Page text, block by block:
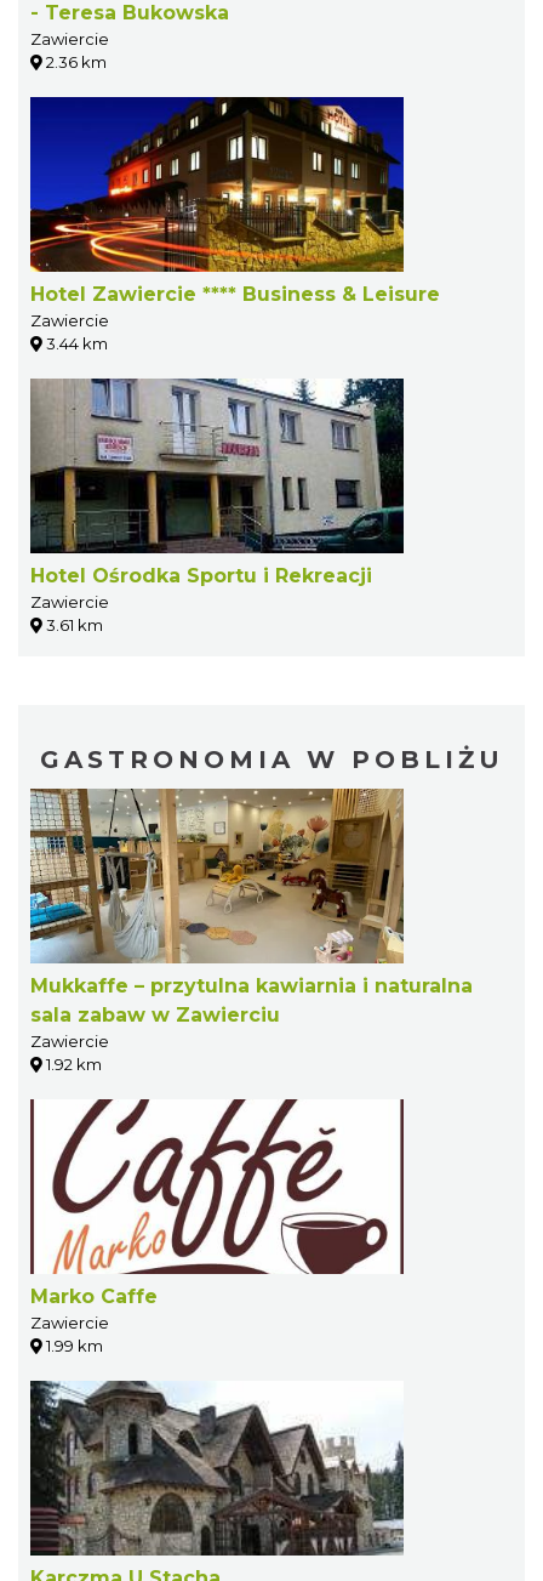
- Teresa Bukowska
Zawiercie
2.36 km
Hotel Zawiercie **** Business & Leisure
Zawiercie
3.44 km
Hotel Ośrodka Sportu i Rekreacji
Zawiercie
3.61 km
GASTRONOMIA W POBLIŻU
Mukkaffe – przytulna kawiarnia i naturalna
sala zabaw w Zawierciu
Zawiercie
1.92 km
Marko Caffe
Zawiercie
1.99 km